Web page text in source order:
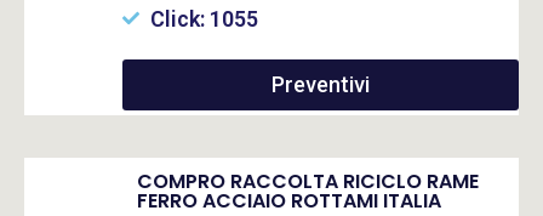
Click: 1055
Preventivi
COMPRO RACCOLTA RICICLO RAME
FERRO ACCIAIO ROTTAMI ITALIA